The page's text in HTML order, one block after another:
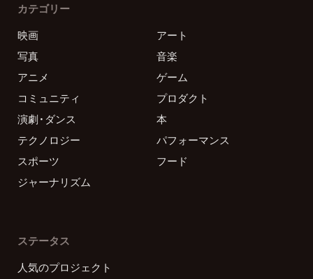
カテゴリー
映画
アート
写真
音楽
アニメ
ゲーム
コミュニティ
プロダクト
演劇・ダンス
本
テクノロジー
パフォーマンス
スポーツ
フード
ジャーナリズム
ステータス
人気のプロジェクト